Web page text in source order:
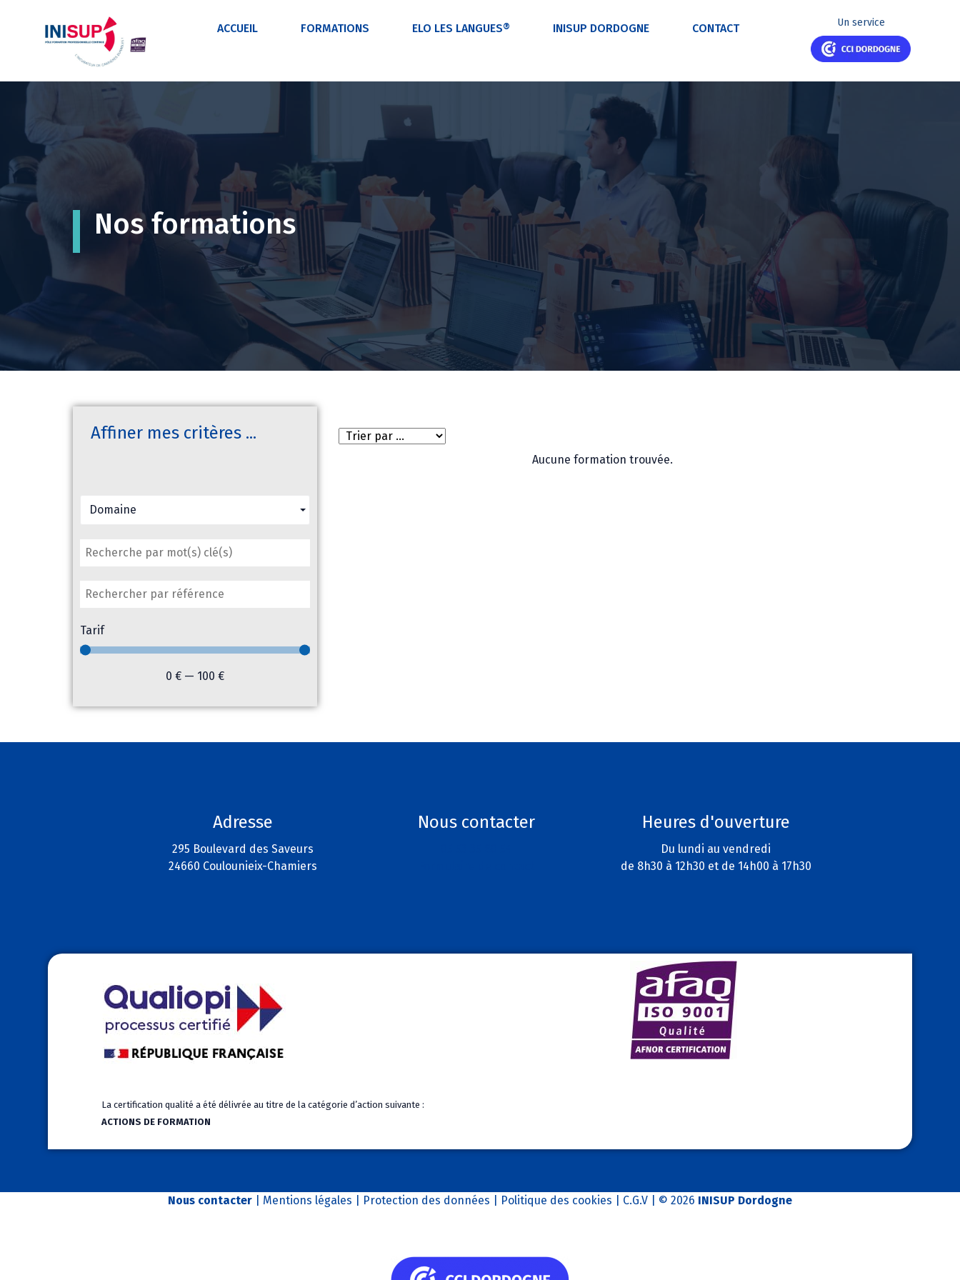
ACCUEIL FORMATIONS ELO LES LANGUES® INISUP DORDOGNE CONTACT Un service
Nos formations
Affiner mes critères ...
Domaine
Tarif
0 € — 100 €
Aucune formation trouvée.
Adresse
295 Boulevard des Saveurs
24660 Coulounieix-Chamiers
Nous contacter Heures d'ouverture
Du lundi au vendredi
de 8h30 à 12h30 et de 14h00 à 17h30
La certification qualité a été délivrée au titre de la catégorie d’action suivante :
ACTIONS DE FORMATION
Nous contacter Mentions légales Protection des données Politique des cookies C.G.V | © 2026 INISUP Dordogne